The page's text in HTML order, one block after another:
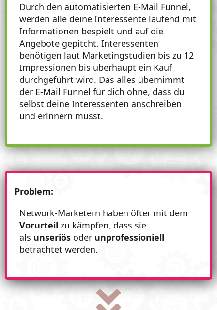
Durch den automatisierten E-Mail Funnel,
werden alle deine Interessente laufend mit
Informationen bespielt und auf die
Angebote gepitcht. Interessenten
benötigen laut Marketingstudien bis zu 12
Impressionen bis überhaupt ein Kauf
durchgeführt wird. Das alles übernimmt
der E-Mail Funnel für dich ohne, dass du
selbst deine Interessenten anschreiben
und erinnern musst.
Problem:
Network-Marketern haben öfter mit dem
Vorurteil zu kämpfen, dass sie
als unseriös oder unprofessioniell
betrachtet werden.